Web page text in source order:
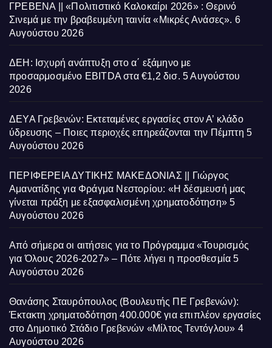
ΓΡΕΒΕΝΑ || «Πολιτιστικό Καλοκαίρι 2026» : Θερινό
Σινεμά με την βραβευμένη ταινία «Μικρές Ανάσες». 6
Αυγούστου 2026
ΔΕΗ: Ισχυρή ανάπτυξη στο α΄ εξάμηνο με
προσαρμοσμένο EBITDA στα €1,2 δισ. 5 Αυγούστου
2026
ΔΕΥΑ Γρεβενών: Εκτεταμένες εργασίες στον Α’ κλάδο
ύδρευσης – Ποιες περιοχές επηρεάζονται την Πέμπτη 5
Αυγούστου 2026
ΠΕΡΙΦΕΡΕΙΑ ΔΥΤΙΚΗΣ ΜΑΚΕΔΟΝΙΑΣ || Γιώργος
Αμανατίδης για Φράγμα Νεστορίου: «Η δέσμευσή μας
γίνεται πράξη με εξασφαλισμένη χρηματοδότηση» 5
Αυγούστου 2026
Από σήμερα οι αιτήσεις για το Πρόγραμμα «Τουρισμός
για Όλους 2026-2027» – Πότε λήγει η προσθεσμία 5
Αυγούστου 2026
Θανάσης Σταυρόπουλος (Βουλευτής ΠΕ Γρεβενών):
Έκτακτη χρηματοδότηση 400.000€ για επιπλέον εργασίες
στο Δημοτικό Στάδιο Γρεβενών «Μίλτος Τεντόγλου» 4
Αυγούστου 2026